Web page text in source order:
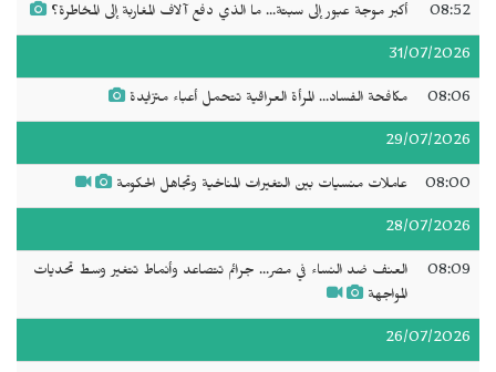
08:52 أكبر موجة عبور إلى سبتة... ما الذي دفع آلاف المغاربة إلى المخاطرة؟
31/07/2026
08:06 مكافحة الفساد... المرأة العراقية تتحمل أعباء متزايدة
29/07/2026
08:00 عاملات منسيات بين التغيرات المناخية وتجاهل الحكومة
28/07/2026
08:09
العنف ضد النساء في مصر... جرائم تتصاعد وأنماط تتغير وسط تحديات
المواجهة
26/07/2026